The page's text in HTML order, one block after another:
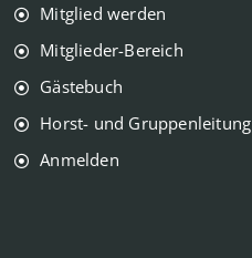
Mitglied werden
Mitglieder-Bereich
Gästebuch
Horst- und Gruppenleitung
Anmelden